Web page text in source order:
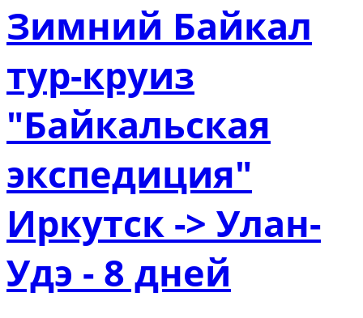
Зимний Байкал
тур-круиз
"Байкальская
экспедиция"
Иркутск -> Улан-
Удэ - 8 дней